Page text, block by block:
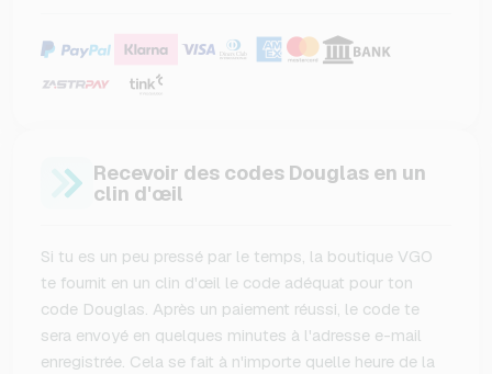
Recevoir des codes Douglas en un
clin d'œil
Si tu es un peu pressé par le temps, la boutique VGO
te fournit en un clin d'œil le code adéquat pour ton
code Douglas. Après un paiement réussi, le code te
sera envoyé en quelques minutes à l'adresse e-mail
enregistrée. Cela se fait à n'importe quelle heure de la